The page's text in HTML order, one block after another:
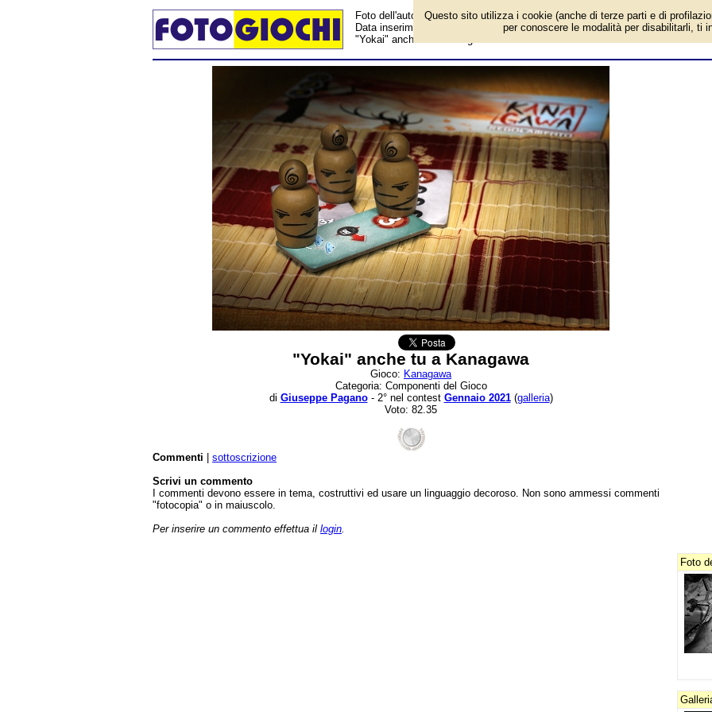
Foto dell'autore Giuseppe Pagano candidata al contest fotografico su
Data inserimento: sabato 30 gennaio 2021. Gioco da Tavolo: Kanagawa.
"Yokai" anche tu a Kanagawa
"Yokai" anche tu a Kanagawa
Gioco: Kanagawa
Categoria: Componenti del Gioco
di Giuseppe Pagano- 2° nel contest Gennaio 2021(galleria)
Voto: 82.35
Commenti | sottoscrizione
Scrivi un commento
I commenti devono essere in tema, costruttivi ed usare un linguaggio decoroso. Non sono ammessi commenti
"fotocopia" o in maiuscolo.
Per inserire un commento effettua il login
Foto
Questo sito utilizza i cookie (anche di terze parti e di
per conoscere le modalità per disabilitarli, ti